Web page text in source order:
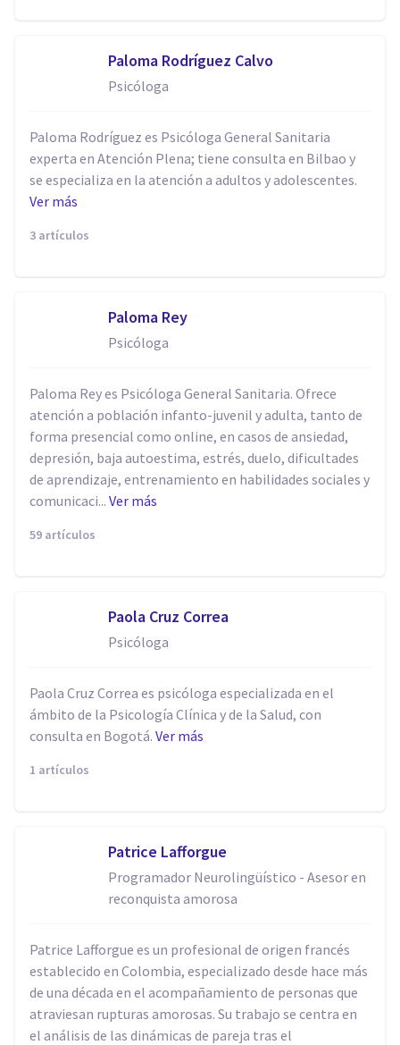
Paloma Rodríguez Calvo
Psicóloga
Paloma Rodríguez es Psicóloga General Sanitaria
experta en Atención Plena; tiene consulta en Bilbao y
se especializa en la atención a adultos y adolescentes.
Ver más
3 artículos
Paloma Rey
Psicóloga
Paloma Rey es Psicóloga General Sanitaria. Ofrece
atención a población infanto-juvenil y adulta, tanto de
forma presencial como online, en casos de ansiedad,
depresión, baja autoestima, estrés, duelo, dificultades
de aprendizaje, entrenamiento en habilidades sociales y
comunicaci... Ver más
59 artículos
Paola Cruz Correa
Psicóloga
Paola Cruz Correa es psicóloga especializada en el
ámbito de la Psicología Clínica y de la Salud, con
consulta en Bogotá. Ver más
1 artículos
Patrice Lafforgue
Programador Neurolingüístico - Asesor en
reconquista amorosa
Patrice Lafforgue es un profesional de origen francés
establecido en Colombia, especializado desde hace más
de una década en el acompañamiento de personas que
atraviesan rupturas amorosas. Su trabajo se centra en
el análisis de las dinámicas de pareja tras el